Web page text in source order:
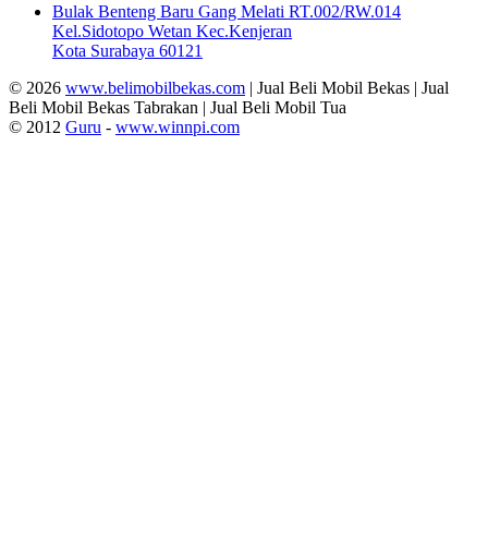
Bulak Benteng Baru Gang Melati RT.002/RW.014
Kel.Sidotopo Wetan Kec.Kenjeran
Kota Surabaya 60121
© 2026 www.belimobilbekas.com | Jual Beli Mobil Bekas | Jual
Beli Mobil Bekas Tabrakan | Jual Beli Mobil Tua
© 2012 Guru - www.winnpi.com